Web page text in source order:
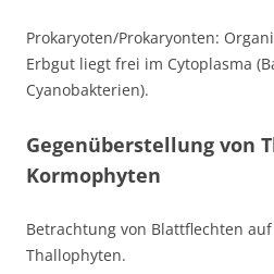
Prokaryoten/Prokaryonten:
Erbgut liegt frei im Cytoplasma
Cyanobakterien).
Gegenüberstellung von
Kormophyten
Betrachtung von Blattflechten
Thallophyten.